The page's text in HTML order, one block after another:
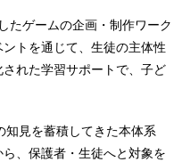
たゲームの企画・制作ワーク
トを通じて、生徒の主体性
れた学習サポートで、子ど
知見を蓄積してきた本体系
、保護者・生徒へと対象を